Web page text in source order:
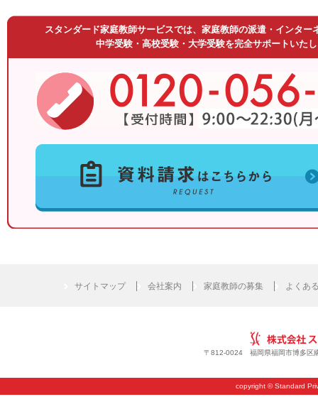
スタンダード家庭教師サービスでは、家庭教師の派遣・インター
中学受験・高校受験・大学受験を完全サポートいた
サイトマップ 会社案内 家庭教師の募集 よくあ
〒812-0024 福岡県福岡市博多区
copyright © Standard